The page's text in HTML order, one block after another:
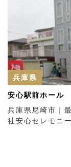
兵庫県
安心駅前ホール
兵庫県尼崎市｜
社安心セレモニ